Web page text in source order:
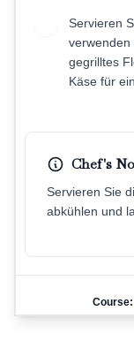
Servieren
verwenden
gegrilltes
Käse für
Chef's
Servieren Sie
abkühlen und
Course: